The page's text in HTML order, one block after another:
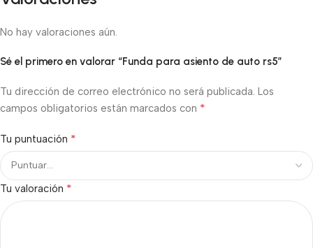
No hay valoraciones aún.
Sé el primero en valorar “Funda para asiento de auto rs5”
Tu dirección de correo electrónico no será publicada. Los
campos obligatorios están marcados con *
Tu puntuación *
Tu valoración *